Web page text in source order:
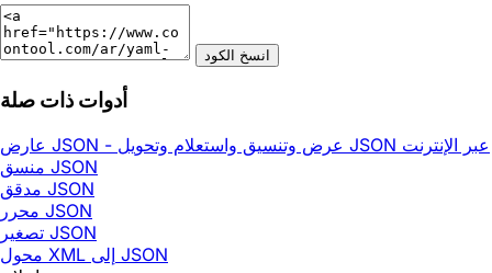
انسخ الكود
أدوات ذات صلة
عارض JSON - عرض وتنسيق واستعلام وتحويل JSON عبر الإنترنت
منسق JSON
مدقق JSON
محرر JSON
تصغير JSON
محول XML إلى JSON